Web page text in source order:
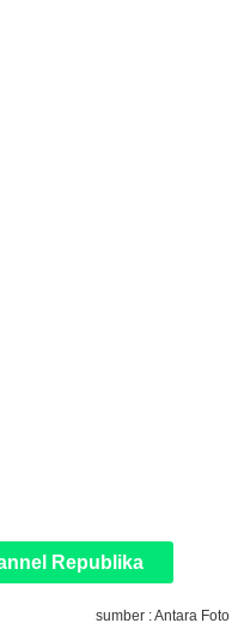
Republika
sumber : Antara Foto